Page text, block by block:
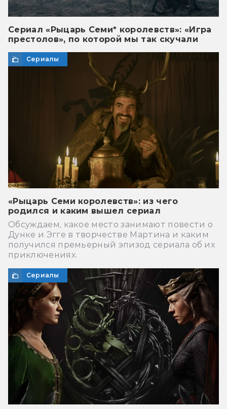
Сериал «Рыцарь Семи* королевств»: «Игра
престолов», по которой мы так скучали
Сериалы
«Рыцарь Семи королевств»: из чего
родился и каким вышел сериал
Обсуждаем, какое место занимают повести о
Дунке и Эгге в творчестве Мартина и каким
получился премьерный эпизод сериала об их
приключениях.
Сериалы